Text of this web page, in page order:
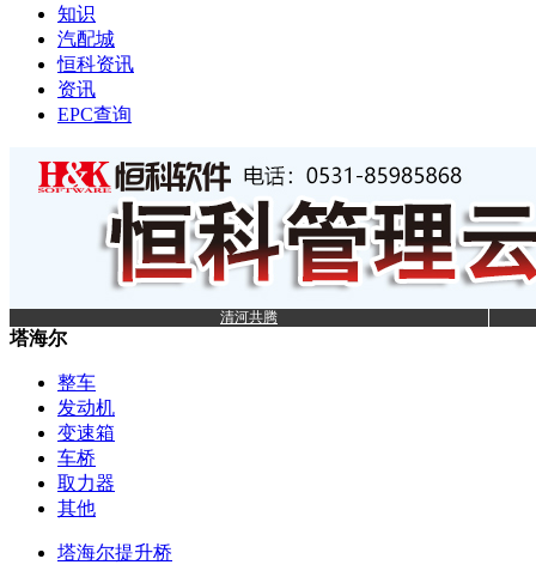
知识
汽配城
恒科资讯
资讯
EPC查询
清河共腾
塔海尔
整车
发动机
变速箱
车桥
取力器
其他
塔海尔提升桥